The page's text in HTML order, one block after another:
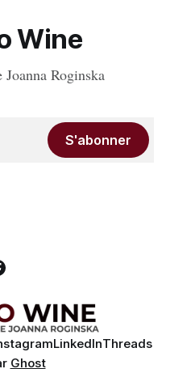
Wine
Roginska
S'abonner
LinkedInThreads
Ghost